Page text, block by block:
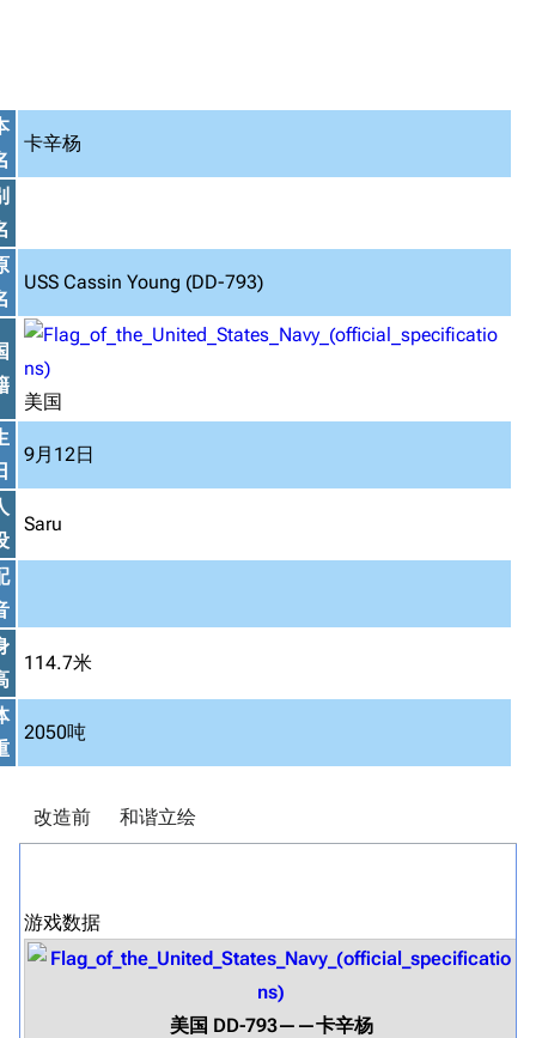
卡辛杨
USS Cassin Young (DD-793)
美国
9月12日
Saru
114.7米
2050吨
改造前 和谐立绘
游戏数据
美国 DD-793——卡辛杨